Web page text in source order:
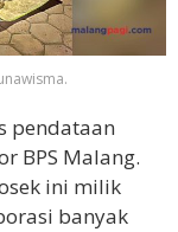
pendataan
BPS Malang.
ini milik
banyak